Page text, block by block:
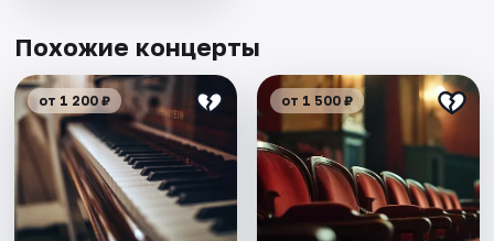
Похожие концерты
от 1 200 ₽ от 1 500 ₽